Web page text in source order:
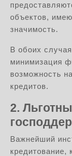
объектов,
значимость.
В обоих
минимизация
возможность
кредитов.
2.
Важнейший
кредитование,